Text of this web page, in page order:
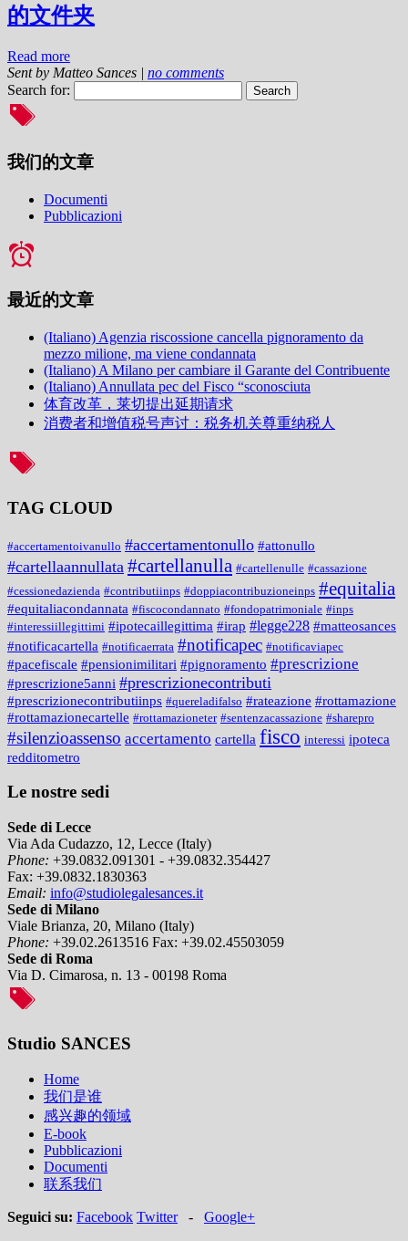
的文件夹
Read more
Sent by Matteo Sances | no comments
Search for:
我们的文章
Documenti
Pubblicazioni
最近的文章
(Italiano) Agenzia riscossione cancella pignoramento da
mezzo milione, ma viene condannata
(Italiano) A Milano per cambiare il Garante del Contribuente
(Italiano) Annullata pec del Fisco “sconosciuta
体育改革，莱切提出延期请求
消费者和增值税号声讨：税务机关尊重纳税人
TAG CLOUD
#accertamentoivanullo #accertamentonullo #attonullo
#cartellaannullata #cartellanulla #cartellenulle #cassazione
#cessionedazienda #contributiinps #doppiacontribuzioneinps #equitalia
#equitaliacondannata #fiscocondannato #fondopatrimoniale #inps
#interessiillegittimi #ipotecaillegittima #irap #legge228 #matteosances
#notificacartella #notificaerrata #notificapec #notificaviapec
#pacefiscale #pensionimilitari #pignoramento #prescrizione
#prescrizione5anni #prescrizionecontributi
#prescrizionecontributiinps #quereladifalso #rateazione #rottamazione
#rottamazionecartelle #rottamazioneter #sentenzacassazione #sharepro
#silenzioassenso accertamento cartella fisco interessi ipoteca
redditometro
Le nostre sedi
Sede di Lecce
Via Ada Cudazzo, 12, Lecce (Italy)
Phone: +39.0832.091301 - +39.0832.354427
Fax: +39.0832.1830363
Email: info@studiolegalesances.it
Sede di Milano
Viale Brianza, 20, Milano (Italy)
Phone: +39.02.2613516 Fax: +39.02.45503059
Sede di Roma
Via D. Cimarosa, n. 13 - 00198 Roma
Studio SANCES
Home
我们是谁
感兴趣的领域
E-book
Pubblicazioni
Documenti
联系我们
Seguici su: Facebook Twitter- Google+